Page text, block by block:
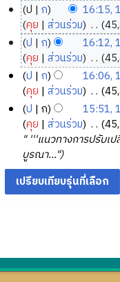
9
ฤ
ภ
2
6
ป ก 16:15,
คุย ส่วนร่วม ‎
ไ
ม่
มี
ค
ว
า
ม
อ
ก
า
ข
ป ก 16:12,
คุย ส่วนร่วม ‎
ไ
ม่
มี
ค
ว
า
ม
ย่
อ
แ
ก้
ป ก 16:06,
คุย ส่วนร่วม ‎
ไ
ม่
มี
ค
ว
า
ม
า
ร
ป ก 15:51,
คุย ส่วนร่วม ‎
" '''แนวทางการปรับเ
บูรณา..."